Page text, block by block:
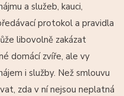
a služeb, kauci,
protokol a pravidla
libovolně zakázat
domácí zvíře, ale vy
i služby. Než smlouvu
zda v ní nejsou neplatná